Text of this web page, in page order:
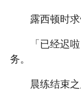
露西顿时求
「已经迟
务。
晨练结束